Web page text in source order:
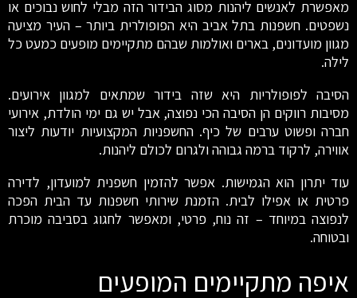
מאפשרת לאנשים ליהנות מסוג הבידור הזה מבלי לחוש נבוכים או
נשפטים. חשפנות בתל אביב היא הפופולרית ביותר – העיר מציעה
מגוון מועדונים, בארים ואולמות שבהם מתקיימים מופעים כמעט כל
לילה.
הסיבה לפופולריות היא שזה בידור שמתאים למגוון אירועים.
מסיבות רווקים הן הסיבה הכי נפוצה, אבל יש גם ימי הולדת, אירועי
חברה ופשוט ערבים של כיף. החשפניות המקצועיות יודעות ליצור
אווירה, לרקוד ברמה גבוהה ולגרום לכולם ליהנות.
עוד יתרון הוא הגמישות. אפשר להזמין חשפנית למועדון, לדירה
פרטית או אפילו לבית. הזמנת שירותי חשפנות עד הבית הפכה
לנפוצה במיוחד – זה נוח, פרטי, ומאפשר לחגוג בסביבה מוכרת
ובטוחה.
איפה מתקיימים המופעים